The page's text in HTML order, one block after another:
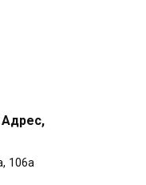
106а